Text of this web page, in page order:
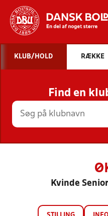
STILLINGER,
KLUB/HOLD RÆKKE
Find en
Kvinde